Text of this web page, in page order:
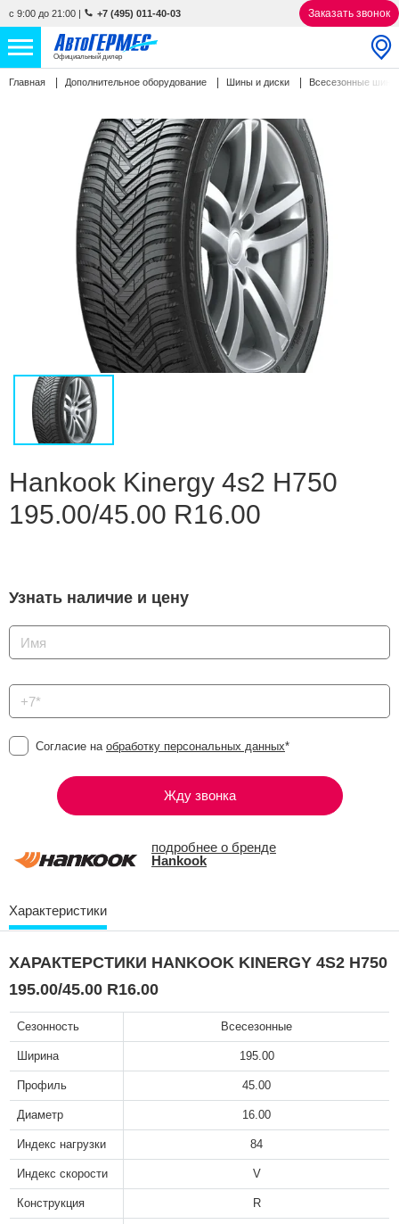
с 9:00 до 21:00 | +7 (495) 011-40-03 Заказать звонок
Официальный дилер
НОВЫЕ АВТОМОБИЛИ 4852 авто
С ПРОБЕГОМ 850 авто
О КОМПАНИИ
КОНТАКТЫ
Избранное
Сравнение
Личный кабинет
Главная Дополнительное оборудование Шины и диски Всесезонные
Hankook Kinergy 4s2 H750
195.00/45.00 R16.00
Узнать наличие и цену
Согласие на обработку персональных данных*
Жду звонка
подробнее о бренде
Hankook
Характеристики
ХАРАКТЕРСТИКИ HANKOOK KINERGY 4S2 H750
195.00/45.00 R16.00
Сезонность Всесезонные
Ширина 195.00
Профиль 45.00
Диаметр 16.00
Индекс нагрузки 84
Индекс скорости V
Конструкция R